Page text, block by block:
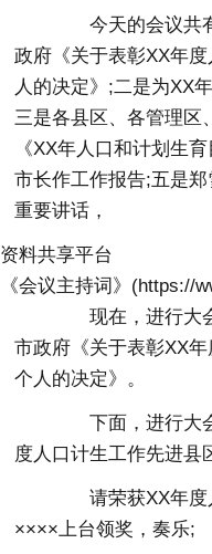
今天的会议共有
政府《关于表彰XX年
人的决定》;二是为XX
三是各县区、各管理区
《XX年人口和计划生
市长作工作报告;五是
重要讲话，
资料共享平台
《会议主持词》(https://
现在，进行大会
市政府《关于表彰XX
个人的决定》。
下面，进行大会
度人口计生工作先进县
请荣获XX年度
××××上台领奖，奏乐;